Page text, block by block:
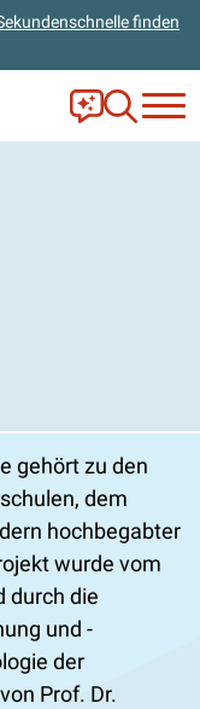
finden
Frag Ella!
Zur
gehört zu den
dem
hochbegabter
wurde vom
durch die
und -
der
Prof. Dr.